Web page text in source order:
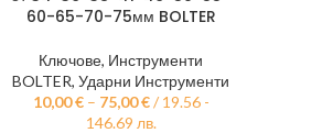
60-65-70-75мм BOLTER
Ключове, Инструменти
BOLTER, Ударни Инструменти
10,00€ – 75,00€ / 19.56 -
146.69 лв.